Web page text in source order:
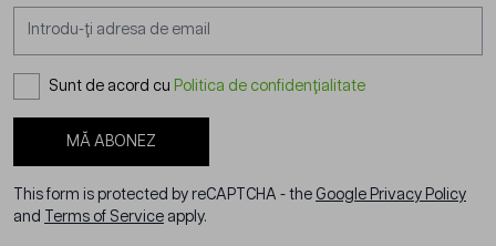
Sunt de acord cu Politica de confidențialitate
MĂ ABONEZ
This form is protected by reCAPTCHA - the Google Privacy Policy
and
Terms of Service apply.